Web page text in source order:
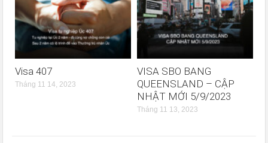
Visa 407
Tháng 11 14, 2023
VISA SBO BANG
QUEENSLAND – CẬP
NHẬT MỚI 5/9/2023
Tháng 11 13, 2023